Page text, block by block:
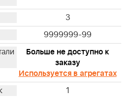
50
51
52
54
3
9999999-99
Больше не доступно к
заказу
Используется в агрегатах
1